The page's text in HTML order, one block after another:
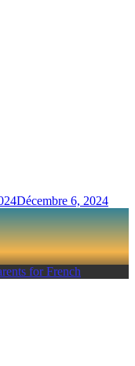
Décembre 6, 2024